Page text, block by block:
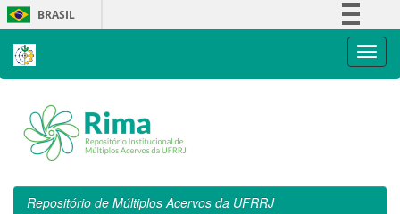
Skip
navigation
BRASIL
Repositório de Múltiplos Acervos da UFRRJ